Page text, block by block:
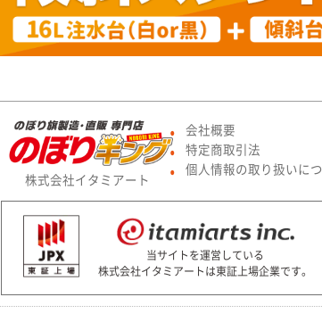
株式会社イタミアート
● 会社概要
● 特定商取引法
● 個人情報の取り扱いに
当サイトを運営している
株式会社イタミアートは東証上場企業です。